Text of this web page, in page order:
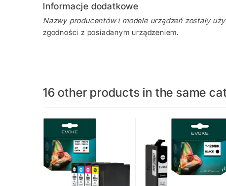
Informacje dodatkowe
Nazwy producentów i modele urządzeń zostały
zgodności z posiadanym urządzeniem.
16 other products in the same